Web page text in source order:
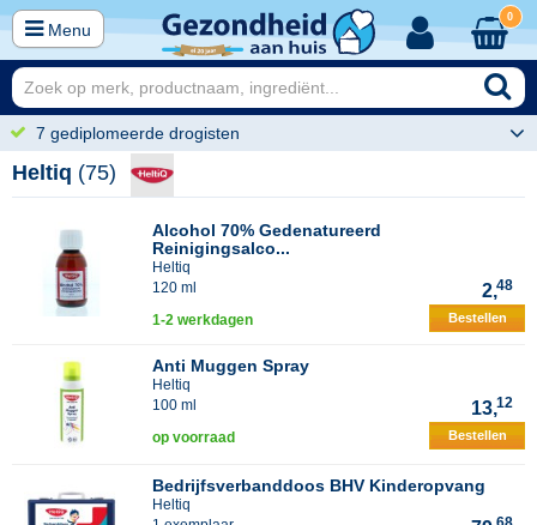
Menu
0
7 gediplomeerde drogisten
Heltiq (75)
Alcohol 70% Gedenatureerd
Reinigingsalco...
Heltiq
120 ml
2,48
1-2 werkdagen Bestellen
Anti Muggen Spray
Heltiq
100 ml
13,12
op voorraad Bestellen
Bedrijfsverbanddoos BHV Kinderopvang
Heltiq